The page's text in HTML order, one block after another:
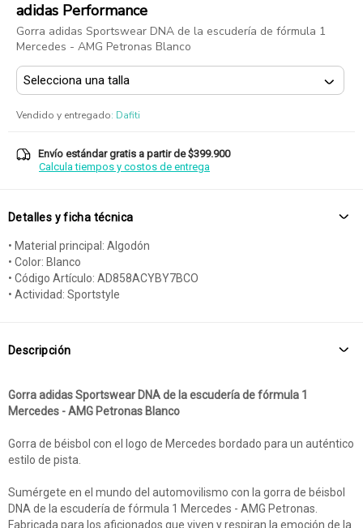
adidas Performance
Gorra adidas Sportswear DNA de la escudería de fórmula 1
Mercedes - AMG Petronas Blanco
Vendido y entregado: Dafiti
Envío estándar gratis a partir de $399.900
Calcula tiempos y costos de entrega
Detalles y ficha técnica
• Material principal: Algodón
• Color: Blanco
• Código Artículo: AD858ACYBY7BCO
• Actividad: Sportstyle
Descripción
Gorra adidas Sportswear DNA de la escudería de fórmula 1
Mercedes - AMG Petronas Blanco
Gorra de béisbol con el logo de Mercedes bordado para un auténtico
estilo de pista.
Sumérgete en el mundo del automovilismo con la gorra de béisbol
DNA de la escudería de fórmula 1 Mercedes - AMG Petronas.
Fabricada para los aficionados que viven y respiran la emoción de la